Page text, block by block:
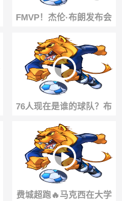
FMVP！杰伦·布朗发布会
举起自己的7号76人球衣！
76人现在是谁的球队？布
朗高情商回应 并强调很期
待向老詹学习
费城超跑🔥马克西在大学